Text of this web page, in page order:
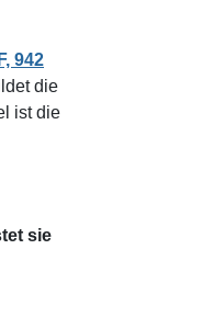
942
die
ist die
sie